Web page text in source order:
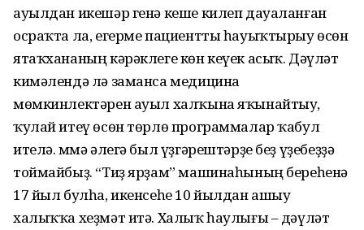
ауылдан икешәр генә кеше килеп дауаланған
осраҡта ла, егерме пациентты һауыҡтырыу өсөн
ятаҡхананың кәрәклеге көн кеүек асыҡ. Дәүләт
кимәлендә лә заманса медицина
мөмкинлектәрен ауыл халҡына яҡынайтыу,
ҡулай итеү өсөн төрлө программалар ҡабул
ителә. Әммә әлегә был үҙгәрештәрҙе беҙ үҙебеҙҙә
тоймайбыҙ. “Тиҙ ярҙам” машинаһының береһенә
17 йыл булһа, икенсеһе 10 йылдан ашыу
халыҡҡа хеҙмәт итә. Халыҡ һаулығы – дәүләт